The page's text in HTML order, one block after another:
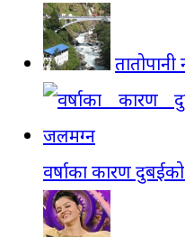
वर्षाका कारण दुबईको